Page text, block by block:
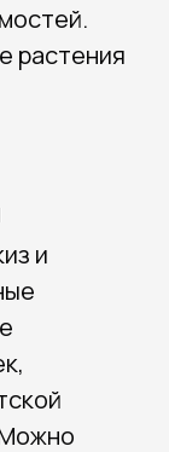
растения
и